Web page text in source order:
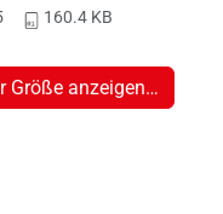
160.4 KB
Größe anzeigen…